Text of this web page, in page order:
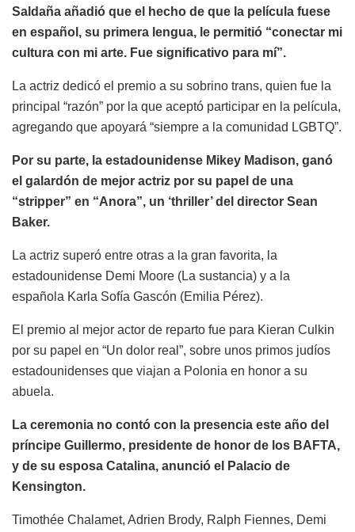
Saldaña añadió que el hecho de que la película fuese
en español, su primera lengua, le permitió “conectar mi
cultura con mi arte. Fue significativo para mí”.
La actriz dedicó el premio a su sobrino trans, quien fue la
principal “razón” por la que aceptó participar en la película,
agregando que apoyará “siempre a la comunidad LGBTQ”.
Por su parte, la estadounidense Mikey Madison, ganó
el galardón de mejor actriz por su papel de una
“stripper” en “Anora”, un ‘thriller’ del director Sean
Baker.
La actriz superó entre otras a la gran favorita, la
estadounidense Demi Moore (La sustancia) y a la
española Karla Sofía Gascón (Emilia Pérez).
El premio al mejor actor de reparto fue para Kieran Culkin
por su papel en “Un dolor real”, sobre unos primos judíos
estadounidenses que viajan a Polonia en honor a su
abuela.
La ceremonia no contó con la presencia este año del
príncipe Guillermo, presidente de honor de los BAFTA,
y de su esposa Catalina, anunció el Palacio de
Kensington.
Timothée Chalamet, Adrien Brody, Ralph Fiennes, Demi